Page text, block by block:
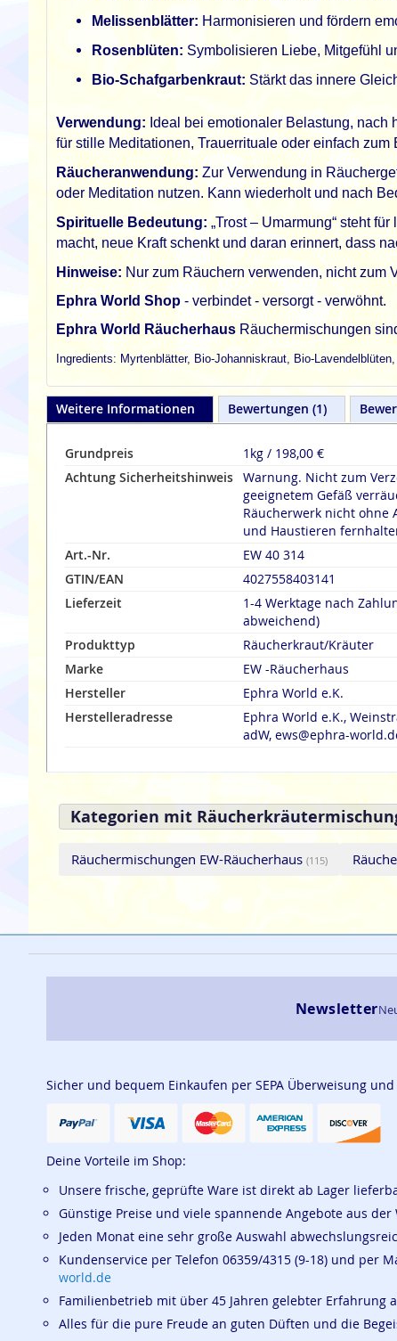
Melissenblätter: Harmonisieren und fördern
Rosenblüten: Symbolisieren Liebe, Mitgefühl
Bio-Schafgarbenkraut: Stärkt das innere
Verwendung: Ideal bei emotionaler Belastung,
für stille Meditationen, Trauerrituale oder einfach zum
Räucheranwendung: Zur Verwendung in
oder Meditation nutzen. Kann wiederholt und nach
Spirituelle Bedeutung: „Trost – Umarmung“ steht
macht, neue Kraft schenkt und daran erinnert, dass
Hinweise: Nur zum Räuchern verwenden, nicht zum
Ephra World Shop - verbindet - versorgt - verwöhnt.
Ephra World Räucherhaus Räuchermischungen
Ingredients: Myrtenblätter, Bio-Johanniskraut, Bio-
Weitere Informationen
Grundpreis
1kg / 198,00 €
Achtung Sicherheitshinweis Warnung. Nicht zum
geeignetem Gefäß
Räucherwerk nicht ohne
und Haustieren
Art.-Nr.
EW 40 314
GTIN/EAN
4027558403141
Lieferzeit
1-4 Werktage nach
abweichend)
Produkttyp
Räucherkraut/Kräuter
Marke
EW -Räucherhaus
Hersteller
Ephra World e.K.
Herstelleradresse
Ephra World e.K.,
adW, ews@ephra-
Bewertungen 1
Kategorien mit
Räuchermischungen EW-Räucherhaus (115)
Newsletter
Sicher und bequem Einkaufen per SEPA Überweisung und
Deine Vorteile im Shop:
Unsere frische, geprüfte Ware ist direkt ab Lager
Günstige Preise und viele spannende Angebote aus
Jeden Monat eine sehr große Auswahl
Kundenservice per Telefon 06359/4315 (9-18) und per
world.de
Familienbetrieb mit über 45 Jahren gelebter Erfahrung
Alles für die pure Freude an guten Düften und die